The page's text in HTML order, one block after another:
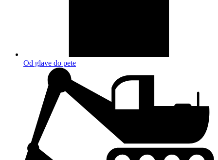
Od glave do pete